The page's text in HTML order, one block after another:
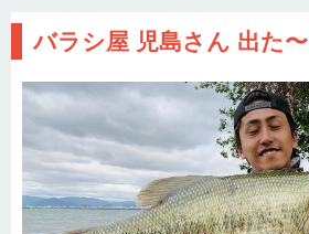
バラシ屋 児島さん 出た〜